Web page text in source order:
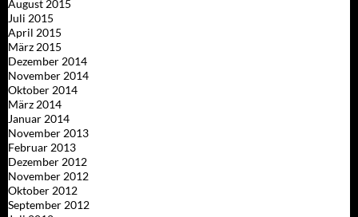
August 2015
Juli 2015
April 2015
März 2015
Dezember 2014
November 2014
Oktober 2014
März 2014
Januar 2014
November 2013
Februar 2013
Dezember 2012
November 2012
Oktober 2012
September 2012